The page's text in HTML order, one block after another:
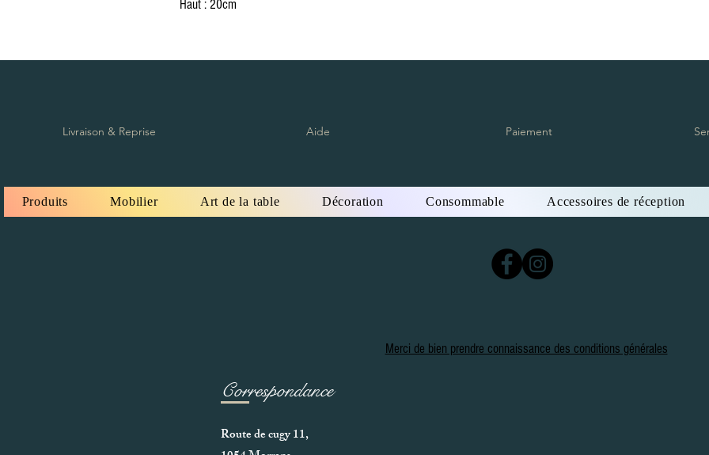
Haut : 20cm
Produits Mobilier Art de la table Décoration Consommable Accessoires de réception
Merci de bien prendre connaissance des conditions générales
Correspondance
Route de cugy 11,
Livraison & Reprise Aide Paiement